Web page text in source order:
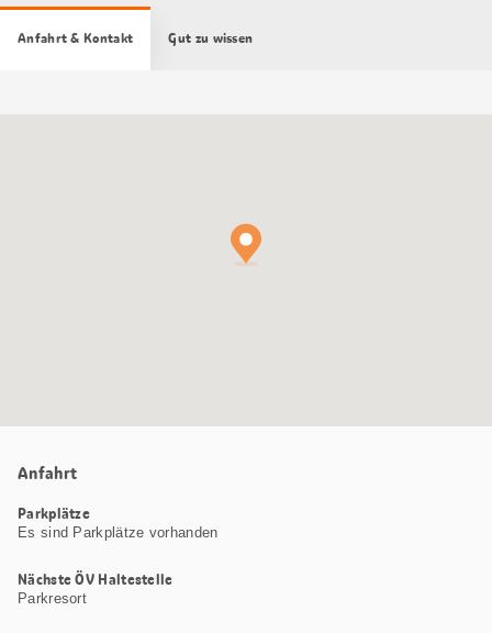
Anfahrt & Kontakt Gut zu wissen
Anfahrt
Parkplätze
Es sind Parkplätze vorhanden
Nächste ÖV Haltestelle
Parkresort